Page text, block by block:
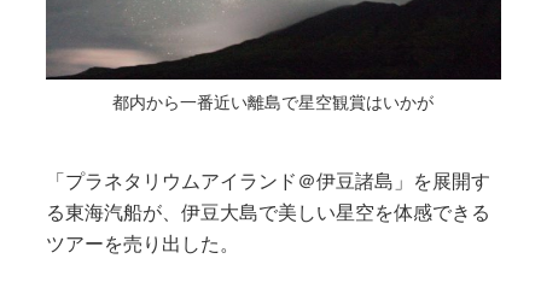
都内から一番近い離島で星空観賞はいかが
「プラネタリウムアイランド＠伊豆諸島」を展開す
る東海汽船が、伊豆大島で美しい星空を体感できる
ツアーを売り出した。